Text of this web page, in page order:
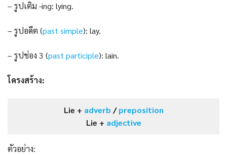
– รูปเติม -ing: lying.
– รูปอดีต (past simple): lay.
– รูปช่อง 3 (past participle): lain.
โครงสร้าง:
Lie + adverb /preposition
Lie + adjective
ตัวอย่าง: